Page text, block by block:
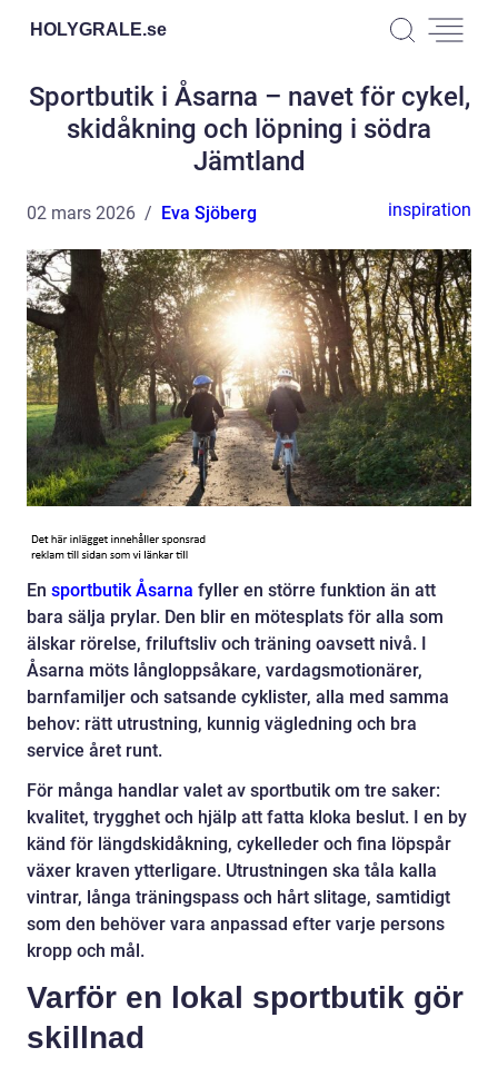
HOLYGRALE.se
Sportbutik i Åsarna – navet för cykel,
skidåkning och löpning i södra
Jämtland
02 mars 2026 Eva Sjöberg inspiration
En sportbutik Åsarna fyller en större funktion än att
bara sälja prylar. Den blir en mötesplats för alla som
älskar rörelse, friluftsliv och träning oavsett nivå. I
Åsarna möts långloppsåkare, vardagsmotionärer,
barnfamiljer och satsande cyklister, alla med samma
behov: rätt utrustning, kunnig vägledning och bra
service året runt.
För många handlar valet av sportbutik om tre saker:
kvalitet, trygghet och hjälp att fatta kloka beslut. I en by
känd för längdskidåkning, cykelleder och fina löpspår
växer kraven ytterligare. Utrustningen ska tåla kalla
vintrar, långa träningspass och hårt slitage, samtidigt
som den behöver vara anpassad efter varje persons
kropp och mål.
Varför en lokal sportbutik gör
skillnad